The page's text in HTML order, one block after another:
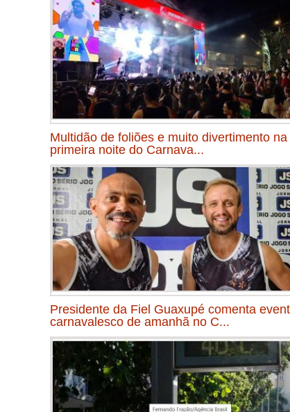
Multidão de foliões e muito divertimento na
primeira noite do Carnava...
Presidente da Fiel Guaxupé comenta
carnavalesco de amanhã no C...